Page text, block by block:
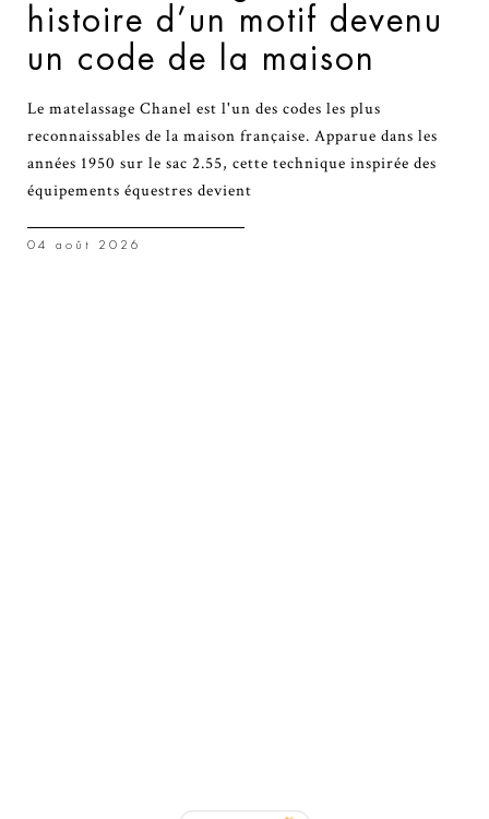
histoire d’un motif devenu
un code de la maison
Le matelassage Chanel est l'un des codes les plus
reconnaissables de la maison française. Apparue dans les
années 1950 sur le sac 2.55, cette technique inspirée des
équipements équestres devient
04 août 2026